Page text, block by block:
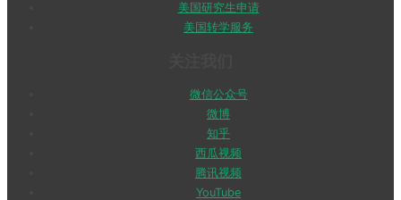
美国研究生申请
美国转学服务
微信公众号
微博
知乎
西瓜视频
腾讯视频
YouTube